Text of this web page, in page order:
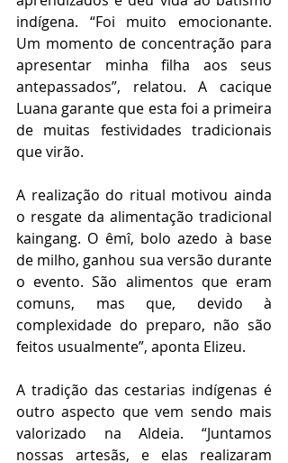
indígena. “Foi muito emocionante.
Um momento de concentração para
apresentar minha filha aos seus
antepassados”, relatou. A cacique
Luana garante que esta foi a primeira
de muitas festividades tradicionais
que virão.
A realização do ritual motivou ainda
o resgate da alimentação tradicional
kaingang. O êmî, bolo azedo à base
de milho, ganhou sua versão durante
o evento. São alimentos que eram
comuns, mas que, devido à
complexidade do preparo, não são
feitos usualmente”, aponta Elizeu.
A tradição das cestarias indígenas é
outro aspecto que vem sendo mais
valorizado na Aldeia. “Juntamos
nossas artesãs, e elas realizaram